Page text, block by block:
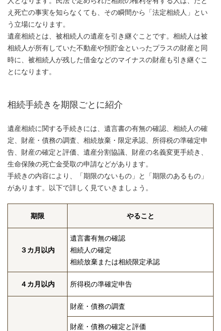
え死亡の事実を知らなくても、その瞬間から「法定相続人」とい
う立場になります。
遺産相続とは、被相続人の遺産を引き継ぐことです。相続人は被
相続人が所有していた不動産や預貯金といったプラスの財産と同
時に、被相続人が残した借金などのマイナスの財産も引き継ぐこ
とになります。
相続手続きを期限ごとに紹介
遺産相続に関する手続きには、遺言書の有無の確認、相続人の確
定、財産・債務の調査、相続放棄・限定承認、所得税の準確定申
告、財産の確定と評価、遺産分割協議、財産の名義変更手続き、
生命保険の死亡金受取の申請などがあります。
手続きの内容により、「期限のないもの」と「期限のあるもの」
があります。以下で詳しく見ていきましょう。
期限 やること
３カ月以内
遺言書有無の確認
相続人の確定
相続放棄または相続限定承認
４カ月以内 所得税の準確定申告
財産・債務の調査
財産・債務の確定と評価